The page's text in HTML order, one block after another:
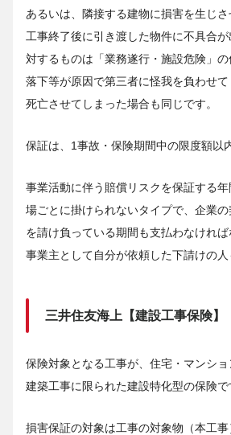
あるいは、隣接する建物に損害を生じさ
工事終了後に引き渡した物件に不具合
対するものは「業務遂行・施設危険」
落下等が原因で第三者に怪我を負わせて
死亡させてしまった場合も同じです。
保証は、1事故・保険期間中の限度額以
事業活動に伴う賠償リスクを保証する
場ごとに掛けられないタイプで、企業
を請け負っている期間も支払わなけれ
事業主として自分が依頼した下請けの人
三井住友海上【建設工事保険】
保険対象となる工事が、住宅・マンシ
建築工事に限られた建設特化型の保険で
損害保証の対象は工事の対象物（本工